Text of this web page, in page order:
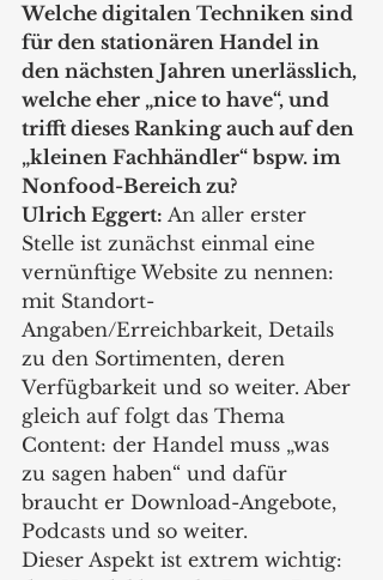
Welche digitalen Techniken sind
für den stationären Handel in
den nächsten Jahren unerlässlich,
welche eher „nice to have“, und
trifft dieses Ranking auch auf den
„kleinen Fachhändler“ bspw. im
Nonfood-Bereich zu?
Ulrich Eggert: An aller erster
Stelle ist zunächst einmal eine
vernünftige Website zu nennen:
mit Standort-
Angaben/Erreichbarkeit, Details
zu den Sortimenten, deren
Verfügbarkeit und so weiter. Aber
gleich auf folgt das Thema
Content: der Handel muss „was
zu sagen haben“ und dafür
braucht er Download-Angebote,
Podcasts und so weiter.
Dieser Aspekt ist extrem wichtig: